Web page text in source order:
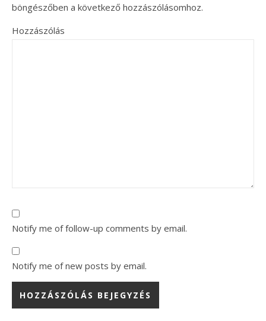
böngészőben a következő hozzászólásomhoz.
Hozzászólás
Notify me of follow-up comments by email.
Notify me of new posts by email.